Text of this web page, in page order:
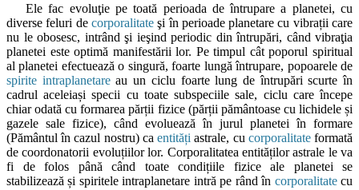
Ele fac evoluţie pe toată perioada de întrupare a planetei, cu
diverse feluri de corporalitateşi în perioade planetare cu vibrații care
nu le obosesc, intrând şi ieşind periodic din întrupări, când vibraţia
planetei este optimă manifestării lor. Pe timpul cât poporul spiritual
al planetei efectuează o singură, foarte lungă întrupare, popoarele de
spirite intraplanetareau un ciclu foarte lung de întrupări scurte în
cadrul aceleiași specii cu toate subspeciile sale, ciclu care începe
chiar odată cu formarea părții fizice (părții pământoase cu lichidele și
gazele sale fizice), când evoluează în jurul planetei în formare
(Pământul în cazul nostru) caentități astrale, cu corporalitateformată
de coordonatorii evoluțiilor lor. Corporalitatea entităților astrale le va
fi de folos până când toate condițiile fizice ale planetei se
stabilizează și spiritele intraplanetare intră pe rând în corporalitatecu